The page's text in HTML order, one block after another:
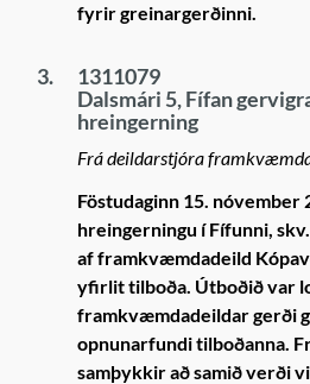
fyrir greinargerðinni.
3.
1311079
Dalsmári 5, Fífan
hreingerning
Frá deildarstjóra
Föstudaginn 15.
hreingerningu í Fífunni,
af framkvæmdadeild
yfirlit tilboða. Útboðið var
framkvæmdadeildar gerði
opnunarfundi tilboðanna.
samþykkir að samið verði